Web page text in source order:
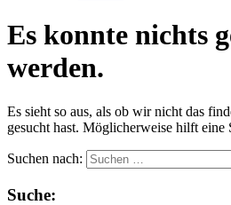
Es konnte nichts
werden.
Es sieht so aus, als ob wir nicht das
gesucht hast. Möglicherweise hilft eine
Suchen nach:
Suche: